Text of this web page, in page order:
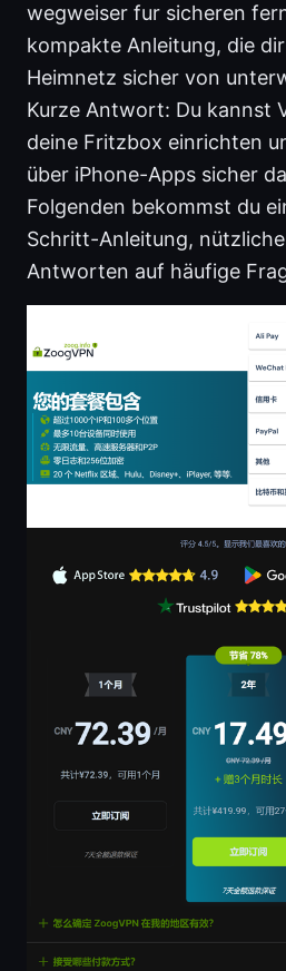
wegweiser fur sicheren
kompakte Anleitung, die
Heimnetz sicher von
Kurze Antwort: Du kannst
deine Fritzbox einrichten
über iPhone-Apps sicher
Folgenden bekommst du
Schritt-Anleitung,
Antworten auf häufige